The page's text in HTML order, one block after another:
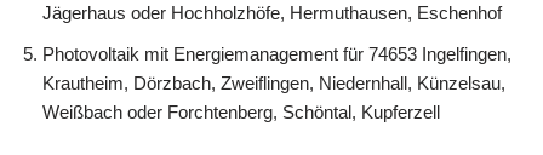
Jägerhaus oder Hochholzhöfe, Hermuthausen, Eschenhof
Photovoltaik mit Energiemanagement für 74653 Ingelfingen,
Krautheim, Dörzbach, Zweiflingen, Niedernhall, Künzelsau,
Weißbach oder Forchtenberg, Schöntal, Kupferzell